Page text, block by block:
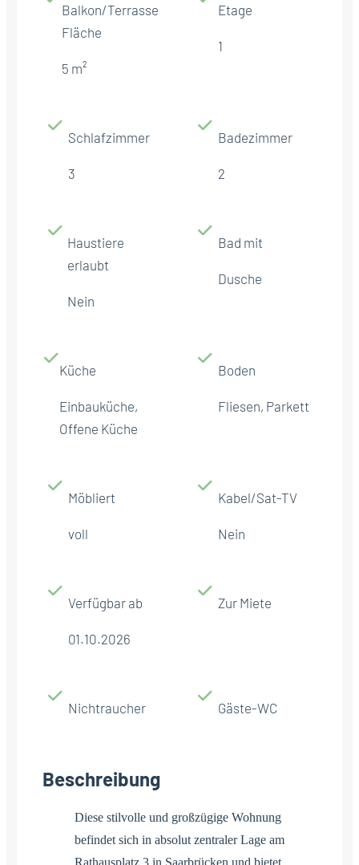
Balkon/Terrasse
Fläche
5 m²
Etage
1
Schlafzimmer
3
Badezimmer
2
Haustiere
erlaubt
Nein
Bad mit
Dusche
Küche
Einbauküche,
Offene Küche
Boden
Fliesen, Parkett
Möbliert
voll
Kabel/Sat-TV
Nein
Verfügbar ab
01.10.2026
Zur Miete
Nichtraucher Gäste-WC
Beschreibung
Diese stilvolle und großzügige Wohnung
befindet sich in absolut zentraler Lage am
Rathausplatz 3 in Saarbrücken und bietet